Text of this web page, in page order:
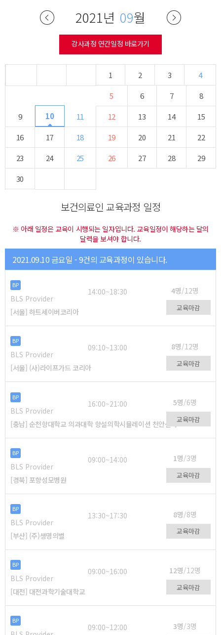
2021년 09월
강사과정 연간일정 바로가기
1 2 3
4
5
6 7
8
9
10 11 12 13 14
15
16
17 18 19 20 21
22
23
24 25 26 27 28
29
30
보건의료인 교육과정 일정
※ 아래 일정은 교육이 시행되는 일자입니다. 교육일정이 해당하는 달의
달력을 보셔야 합니다.
2021.09.10 금요일 - 9건의 교육과정이 있습니다.
BP
BLS Provider
14:00~18:30 4명/12명
[서울] 하트세이버코리아 교육마감
BP
BLS Provider
09:10~13:00 8명/12명
[서울] (사)라이프가드 코리아 교육마감
BP
BLS Provider
16:00~21:00 5명/6명
[충남] 순천향대학교 의과대학 향설의학시뮬레이션 천안센터교육마감
BP
BLS Provider
09:00~14:00 1명/3명
[경북] 포항성모병원 교육마감
BP
BLS Provider
13:30~17:30 8명/8명
[부산] (주)생명의별 교육마감
BP
BLS Provider
09:00~16:00 12명/12명
[대전] 대전과학기술대학교 교육마감
BP
09:00~12:00 3명/3명